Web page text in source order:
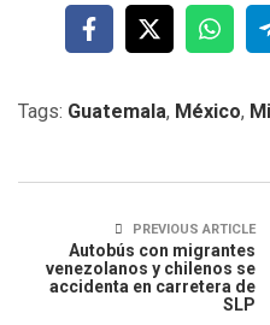
Tags: Guatemala, México,
PREVIOUS ARTICLE
Autobús con migrantes
venezolanos y chilenos se
accidenta en carretera de
SLP